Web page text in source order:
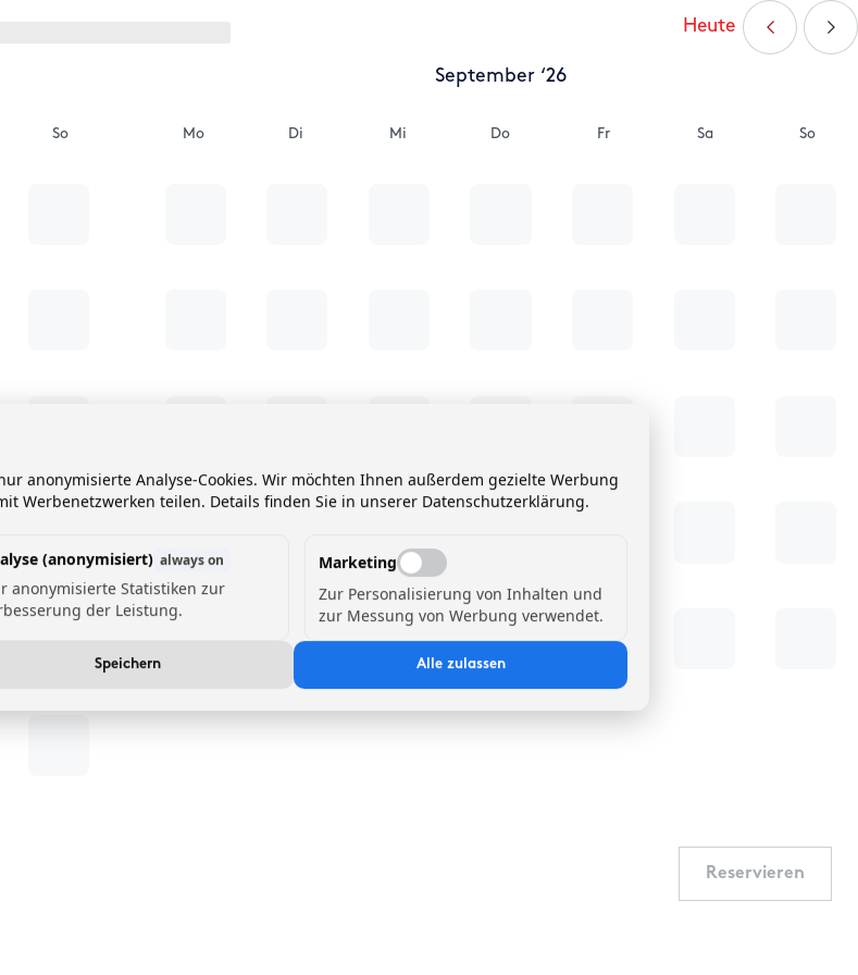
Heute
So
September ‘26
Mo Di Mi Do Fr Sa So
Reservieren
anonymisierte Analyse-Cookies. Wir möchten Ihnen außerdem gezielte Werbung
Werbenetzwerken teilen. Details finden Sie in unserer Datenschutzerklärung.
(anonymisiert) always on
anonymisierte Statistiken zur
der Leistung.
Marketing
Zur Personalisierung von Inhalten und
zur Messung von Werbung verwendet.
Speichern Alle zulassen